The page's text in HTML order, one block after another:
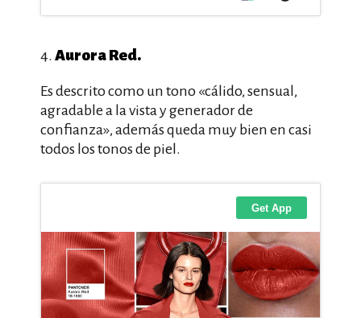
4. Aurora Red.
Es descrito como un tono «cálido, sensual,
agradable a la vista y generador de
confianza», además queda muy bien en casi
todos los tonos de piel.